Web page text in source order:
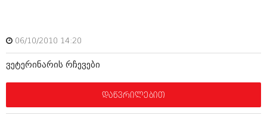
პოლიტიკა
ინტერვიუები
საზოგადოება
მოდი, ვილაპარაკოთ
06/10/2010 14:20
ვეტერინარის რჩევები
დაწვრილებით